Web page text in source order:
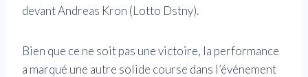
devant Andreas Kron (Lotto Dstny).
Bien que ce ne soit pas une victoire, la performance
a marqué une autre solide course dans l’événement